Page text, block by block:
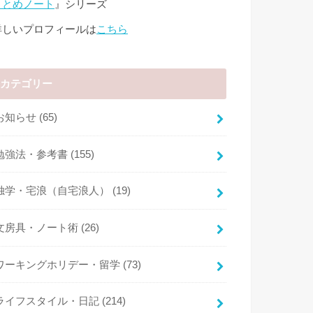
めノート 』シリーズ
しいプロフィールはこちら
カテゴリー
知らせ (65)
強法・参考書 (155)
学・宅浪（自宅浪人） (19)
房具・ノート術 (26)
ーキングホリデー・留学 (73)
イフスタイル・日記 (214)